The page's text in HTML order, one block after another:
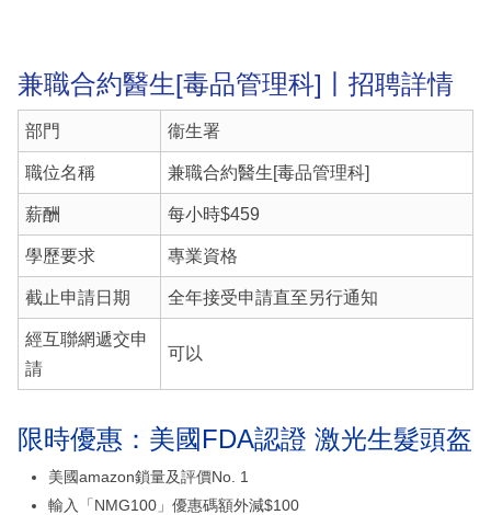
兼職合約醫生[毒品管理科]丨招聘詳情
部門 衞生署
職位名稱 兼職合約醫生[毒品管理科]
薪酬 每小時$459
學歷要求 專業資格
截止申請日期 全年接受申請直至另行通知
經互聯網遞交申
請
可以
限時優惠：美國FDA認證 激光生髮頭盔
美國amazon鎖量及評價No. 1
輸入「NMG100」優惠碼額外減$100